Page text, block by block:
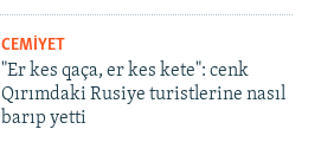
CEMİYET
"Er kes qaça, er kes kete": cenk
Qırımdaki Rusiye turistlerine nasıl
barıp yetti